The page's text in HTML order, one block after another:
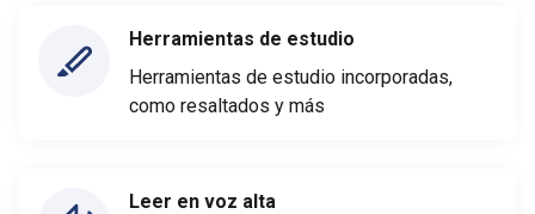
Herramientas de estudio
Herramientas de estudio incorporadas,
como resaltados y más
Leer en voz alta